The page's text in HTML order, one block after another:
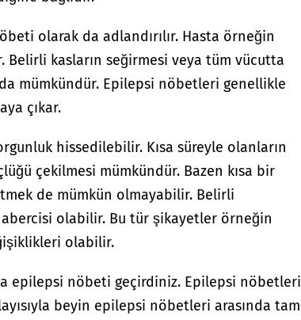
olarak da adlandırılır. Hasta örneğin
Belirli kasların seğirmesi veya tüm vücutta
da mümkündür. Epilepsi nöbetleri genellikle
çıkar.
hissedilebilir. Kısa süreyle olanların
çekilmesi mümkündür. Bazen kısa bir
de mümkün olmayabilir. Belirli
olabilir. Bu tür şikayetler örneğin
olabilir.
epilepsi nöbeti geçirdiniz. Epilepsi nöbetleri
beyin epilepsi nöbetleri arasında tam